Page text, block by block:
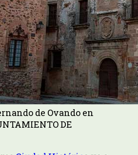
de Ovando en
DE